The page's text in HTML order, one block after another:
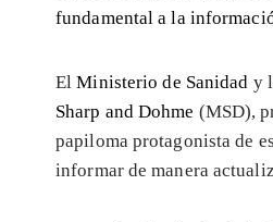
fundamental a la
ElMinisterio de Sanidad y
Sharp and Dohme (MSD),
papiloma protagonista de
informar de manera